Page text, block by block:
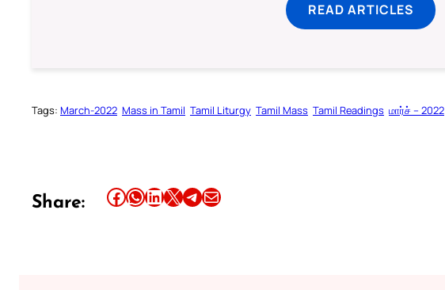
READ ARTICLES
Tags: March-2022 Mass in Tamil Tamil Liturgy Tamil Mass Tamil Readings மார்ச் – 2022
Share: Share this article on Facebook Share this article on WhatsApp Share this article on LinkedIn Share this article on X Share this article on TelegramEmail this Article